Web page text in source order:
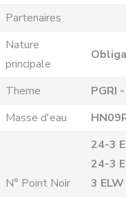
Partenaires
Nature
principale
Theme
PGRI
Masse d'eau
N° Point Noir
24-3
24-3
3